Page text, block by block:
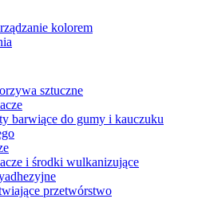
kolorem
sztuczne
barwiące do gumy i kauczuku
i środki wulkanizujące
przetwórstwo